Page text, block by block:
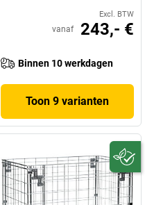
Excl. BTW
vanaf 243,- €
Binnen 10 werkdagen
Toon 9 varianten